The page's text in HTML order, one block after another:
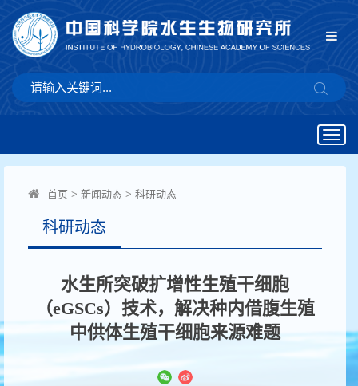
首页 > 新闻动态 > 科研动态
科研动态
水生所突破扩增性生殖干细胞
（eGSCs）技术，解决种内借腹生殖
中供体生殖干细胞来源难题